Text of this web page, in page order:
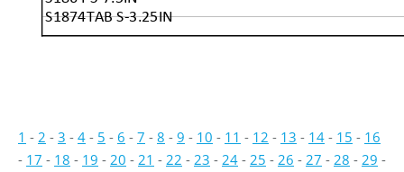
S1874TAB S-3.25IN
1 - 2 - 3 - 4 - 5 - 6 - 7 - 8 - 9 - 10 - 11 - 12 - 13 - 14 - 15 - 16
- 17 - 18 - 19 - 20 - 21 - 22 - 23 - 24 - 25 - 26 - 27 - 28 - 29 -